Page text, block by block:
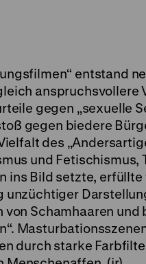
entstand
anspruchsvollere
gegen „sexuelle
gegen biedere
des
und Fetischismus,
Bild setzte, erfüllte
Schamhaaren und
Masturbationsszenen
durch starke